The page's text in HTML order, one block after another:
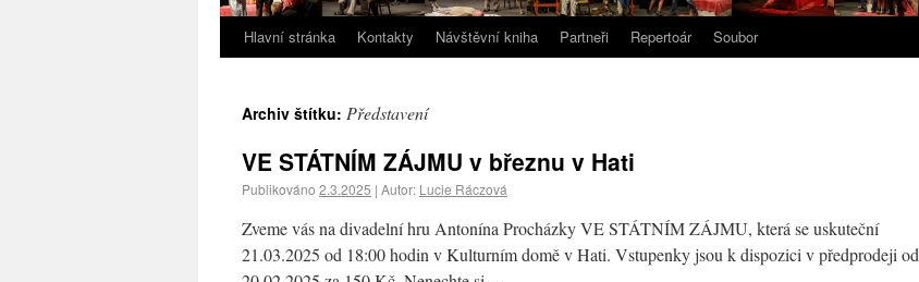
Hlavní stránka Kontakty Návštěvní kniha Partneři Repertoár Soubor
Archiv štítku: Představení
VE STÁTNÍM ZÁJMU v březnu v Hati
Publikováno 2.3.2025 | Autor: Lucie Ráczová
Zveme vás na divadelní hru Antonína Procházky VE STÁTNÍM ZÁJMU, která se uskuteční
21.03.2025 od 18:00 hodin v Kulturním domě v Hati. Vstupenky jsou k dispozici v předprodeji od